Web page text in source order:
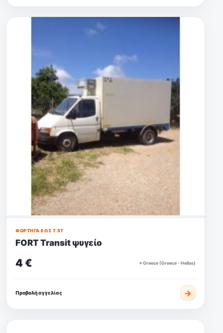
ΦΟΡΤΗΓΆ ΈΩΣ 7.5Τ
FORT Transit ψυγείο
4 € ⌖ Greece (Greece - Hellas)
Προβολή αγγελίας →